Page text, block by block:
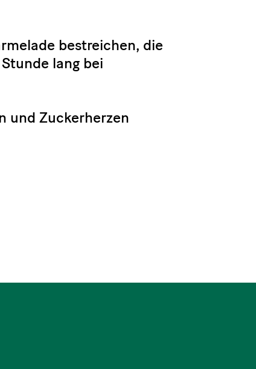
bestreichen, die
lang bei
und Zuckerherzen